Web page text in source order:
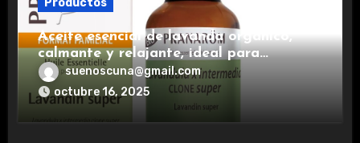
Productos
Aceite esencial de lavanda orgánico,
calmante y relajante, ideal para
aromaterapia.
suenoscuna@gmail.com
octubre 16, 2025